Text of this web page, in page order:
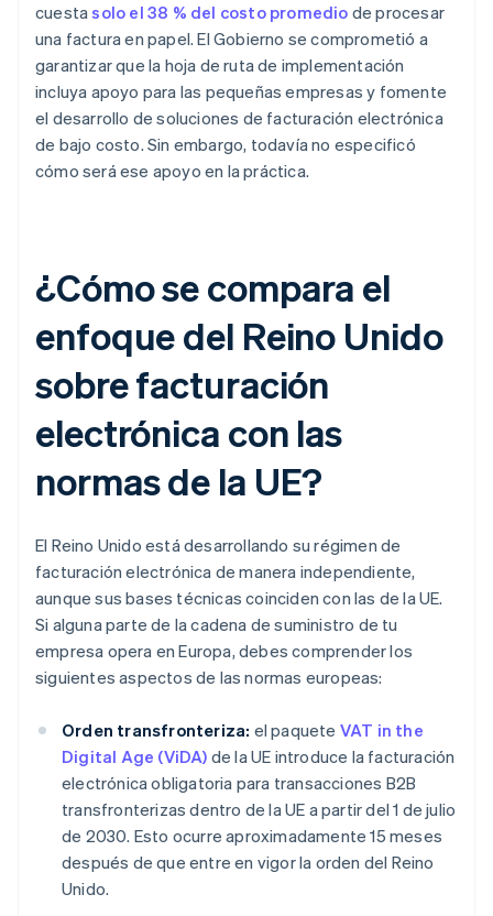
cuestasolo el 38 % del costo promedio de procesar
una factura en papel. El Gobierno se comprometió a
garantizar que la hoja de ruta de implementación
incluya apoyo para las pequeñas empresas y fomente
el desarrollo de soluciones de facturación electrónica
de bajo costo. Sin embargo, todavía no especificó
cómo será ese apoyo en la práctica.
¿Cómo se compara el
enfoque del Reino Unido
sobre facturación
electrónica con las
normas de la UE?
El Reino Unido está desarrollando su régimen de
facturación electrónica de manera independiente,
aunque sus bases técnicas coinciden con las de la UE.
Si alguna parte de la cadena de suministro de tu
empresa opera en Europa, debes comprender los
siguientes aspectos de las normas europeas:
Orden transfronteriza: el paquete VAT in the
Digital Age (ViDA) de la UE introduce la facturación
electrónica obligatoria para transacciones B2B
transfronterizas dentro de la UE a partir del 1 de julio
de 2030. Esto ocurre aproximadamente 15 meses
después de que entre en vigor la orden del Reino
Unido.